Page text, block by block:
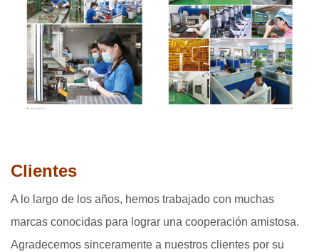
Clientes
A lo largo de los años, hemos trabajado con muchas
marcas conocidas para lograr una cooperación amistosa.
Agradecemos sinceramente a nuestros clientes por su